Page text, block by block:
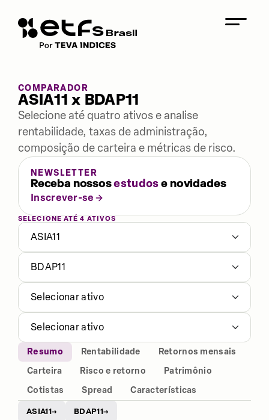
COMPARADOR
ASIA11 x BDAP11
Selecione até quatro ativos e analise
rentabilidade, taxas de administração,
composição de carteira e métricas de risco.
NEWSLETTER
Receba nossosestudose novidades
Inscrever-se
SELECIONE ATÉ 4 ATIVOS
ASIA11
BDAP11
Selecionar ativo
Selecionar ativo
Resumo Rentabilidade
Retornos mensais
Carteira
Risco e retorno
Patrimônio
Cotistas
Spread Características
ASIA11→ BDAP11→